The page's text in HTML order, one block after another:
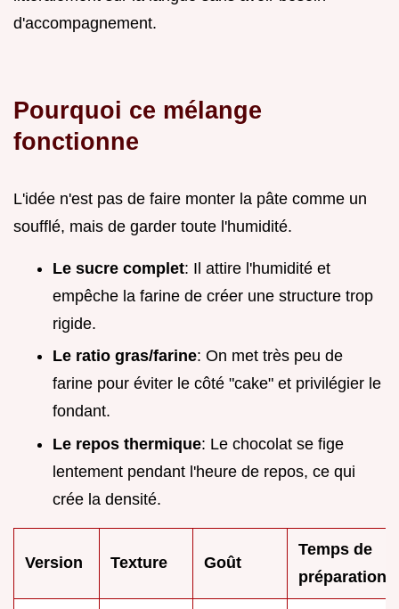
d'accompagnement.
Pourquoi ce mélange
fonctionne
L'idée n'est pas de faire monter la pâte comme un
soufflé, mais de garder toute l'humidité.
Le sucre complet: Il attire l'humidité et
empêche la farine de créer une structure trop
rigide.
Le ratio gras/farine: On met très peu de
farine pour éviter le côté "cake" et privilégier le
fondant.
Le repos thermique: Le chocolat se fige
lentement pendant l'heure de repos, ce qui
crée la densité.
Version Texture Goût
Temps de
préparation